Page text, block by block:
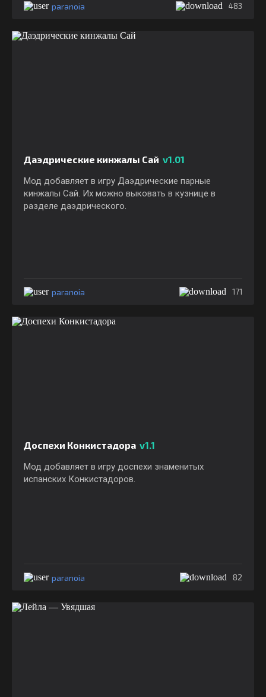
paranoia 483
Даэдрические кинжалы Сай v1.01
Мод добавляет в игру Даэдрические парные
кинжалы Сай. Их можно выковать в кузнице в
разделе даэдрического.
paranoia 171
Доспехи Конкистадора v1.1
Мод добавляет в игру доспехи знаменитых
испанских Конкистадоров.
paranoia 82